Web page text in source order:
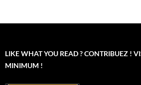
LIKE WHAT YOU READ ? CONTRIBUEZ !
MINIMUM !